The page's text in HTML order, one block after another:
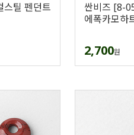
틸 펜던트
싼비즈 [8-
에폭카모하
2,700원